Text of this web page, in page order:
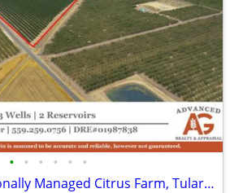
• • • • • •
265.4 Acre Professionally Managed Citrus Farm, Tulare County, CA